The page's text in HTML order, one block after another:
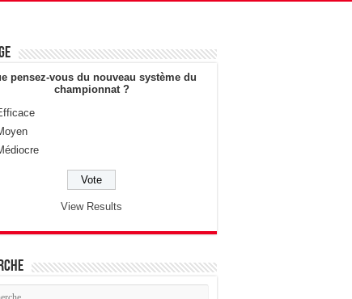
pensez-vous du nouveau système du
championnat ?
View Results